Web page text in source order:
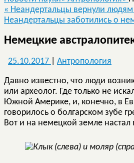
« Неандертальцы вернули
Неандертальцы заботились о
Немецкие
25.10.2017 Антропология
Давно известно, что люди
или археолог. Где только не
Южной Америке, и, конечно, в
говорилось о болгарском зубе
Вот и на немецкой земле настал